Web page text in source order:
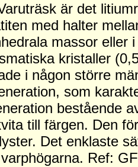
är det
med halter
massor eller
kristaller
i någon större
som
bestående
till färgen. Den
Det enklaste
Ref: